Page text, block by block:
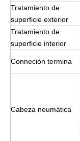
Tratamiento de
superficie exterior
Tratamiento de
superficie interior
Conneción termina
Cabeza neumática